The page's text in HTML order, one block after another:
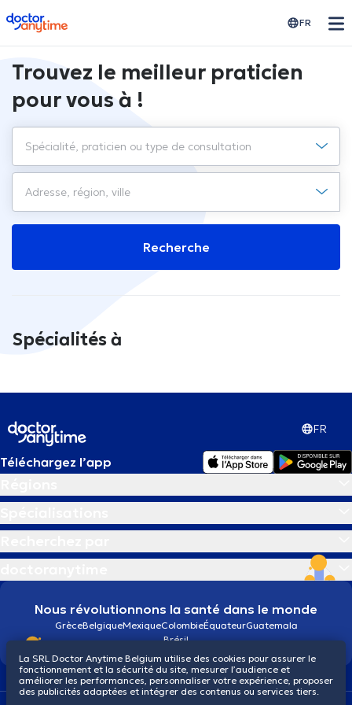
doctoranytime FR
Trouvez le meilleur praticien
pour vous à !
Recherche
Spécialités à
FR
Téléchargez l’app
Nous révolutionnons la santé dans le monde
GrèceBelgiqueMexiqueColombieÉquateurGuatemala
Brésil
La SRL Doctor Anytime Belgium utilise des cookies pour assurer le
fonctionnement et la sécurité du site, mesurer l’audience et
améliorer les performances, personnaliser votre expérience, proposer
des publicités adaptées et intégrer des contenus ou services tiers.